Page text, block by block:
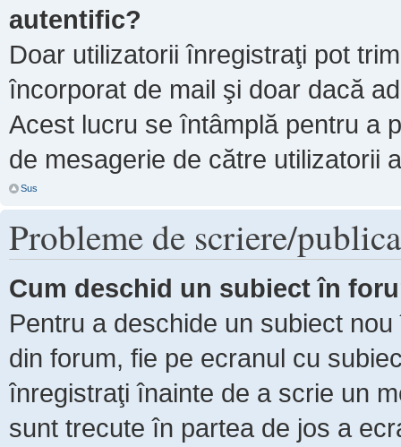
autentific?
Doar utilizatorii înregistraţi pot
încorporat de mail şi doar dacă
Acest lucru se întâmplă pentru a
de mesagerie de către utilizatorii
Sus
Probleme de scriere/
Cum deschid un subiect în
Pentru a deschide un subiect
din forum, fie pe ecranul cu
înregistraţi înainte de a scrie un
sunt trecute în partea de jos a